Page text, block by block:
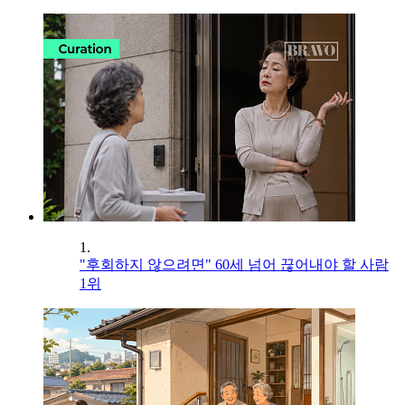
1.
"후회하지 않으려면" 60세 넘어 끊어내야 할 사람
1위